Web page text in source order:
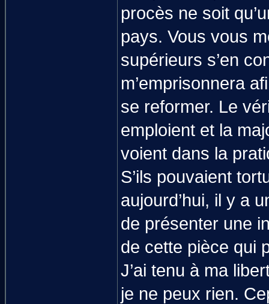
procès ne soit
pays. Vous vous
supérieurs s’en
m’emprisonnera
se reformer. Le
emploient et la
voient dans la
S’ils pouvaient
aujourd’hui, il y a
de présenter une
de cette pièce qui
J’ai tenu à ma
je ne peux rien.